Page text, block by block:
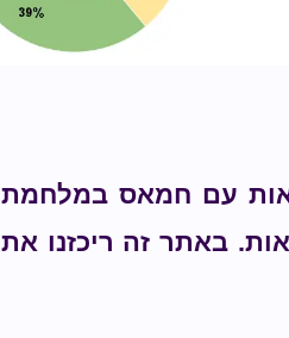
עם חמאס במלחמת
בעסקאות. באתר זה ריכזנו את